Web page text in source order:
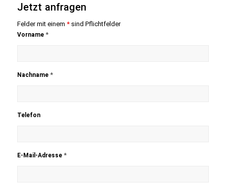
Jetzt anfragen
Felder mit einem *sind Pflichtfelder
Vorname *
Nachname *
Telefon
E-Mail-Adresse *